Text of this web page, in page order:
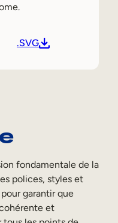
.SVG
fondamentale de la
polices, styles et
garantir que
et